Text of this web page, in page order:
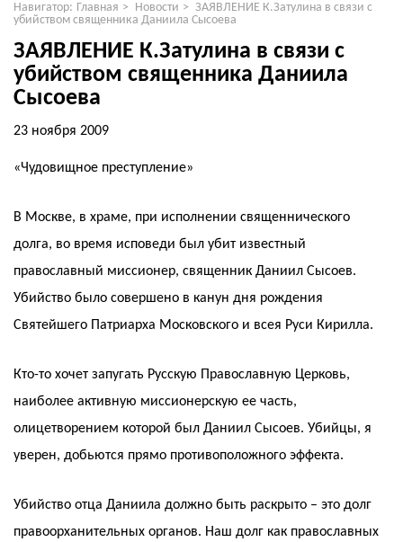
Навигатор: Главная > Новости > ЗАЯВЛЕНИЕ К.Затулина в связи с
убийством священника Даниила Сысоева
ЗАЯВЛЕНИЕ К.Затулина в связи с
убийством священника Даниила
Сысоева
23 ноября 2009
«Чудовищное преступление»
В Москве, в храме, при исполнении священнического
долга, во время исповеди был убит известный
православный миссионер, священник Даниил Сысоев.
Убийство было совершено в канун дня рождения
Святейшего Патриарха Московского и всея Руси Кирилла.
Кто-то хочет запугать Русскую Православную Церковь,
наиболее активную миссионерскую ее часть,
олицетворением которой был Даниил Сысоев. Убийцы, я
уверен, добьются прямо противоположного эффекта.
Убийство отца Даниила должно быть раскрыто – это долг
правоорханительных органов. Наш долг как православных